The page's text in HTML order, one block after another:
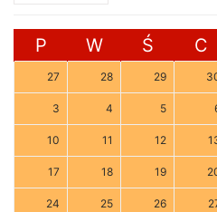
P W Ś C
27 28 29
3 4 5
10 11 12
17 18 19
24 25 26